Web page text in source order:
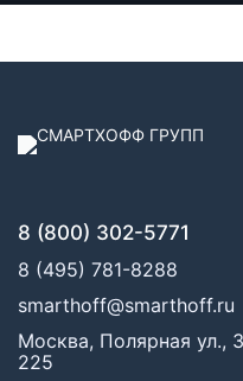
8 (800) 302-5771
8 (495) 781-8288
smarthoff@smarthoff.ru
Москва, Полярная ул.,
225